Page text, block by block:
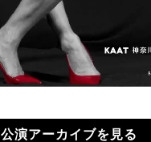
公演アーカイブを見る